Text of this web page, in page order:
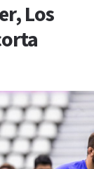
Los